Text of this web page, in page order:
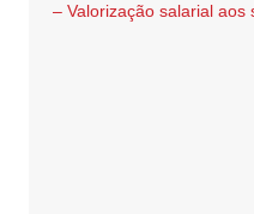
– Valorização salarial aos